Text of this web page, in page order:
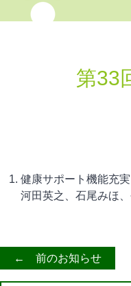
第33
健康サポート機能充
河田英之、石尾みほ
← 前のお知らせ